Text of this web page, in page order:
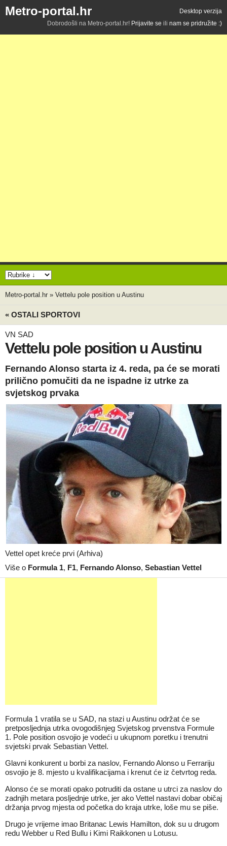
Metro-portal.hr
Desktop verzija
Dobrodošli na Metro-portal.hr! Prijavite se ili nam se pridružite :)
Metro-portal.hr » Vettelu pole position u Austinu
« OSTALI SPORTOVI
VN SAD
Vettelu pole position u Austinu
Fernando Alonso starta iz 4. reda, pa će se morati
prilično pomučiti da ne ispadne iz utrke za
svjetskog prvaka
Vettel opet kreće prvi (Arhiva)
Više o Formula 1, F1, Fernando Alonso, Sebastian Vettel
Formula 1 vratila se u SAD, na stazi u Austinu održat će se
pretposljednja utrka ovogodišnjeg Svjetskog prvenstva Formule
1. Pole position osvojio je vodeći u ukupnom poretku i trenutni
svjetski prvak Sebastian Vettel.
Glavni konkurent u borbi za naslov, Fernando Alonso u Ferrariju
osvojio je 8. mjesto u kvalifikacijama i krenut će iz četvrtog reda.
Alonso će se morati opako potruditi da ostane u utrci za naslov do
zadnjih metara posljednje utrke, jer ako Vettel nastavi dobar običaj
držanja prvog mjesta od početka do kraja utrke, loše mu se piše.
Drugo je vrijeme imao Britanac Lewis Hamilton, dok su u drugom
redu Webber u Red Bullu i Kimi Raikkonen u Lotusu.